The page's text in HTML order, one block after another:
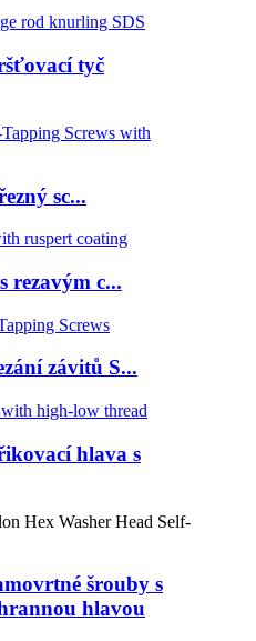
tyč
sc...
rezavým c...
závitů S...
hlava s
šrouby s
hlavou